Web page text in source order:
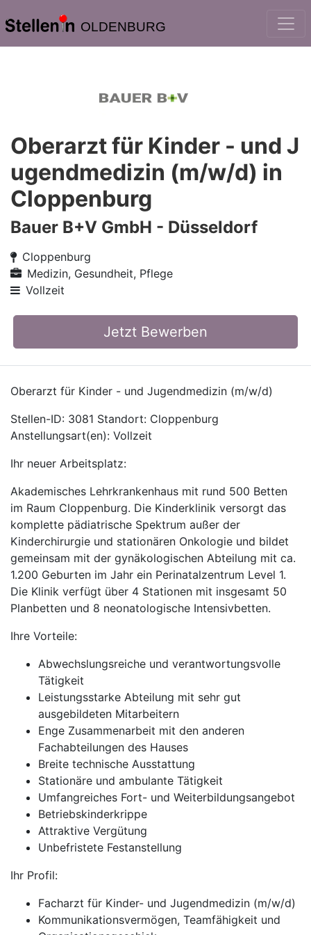
OLDENBURG
Oberarzt für Kinder - und J
ugendmedizin (m/w/d) in
Cloppenburg
Bauer B+V GmbH - Düsseldorf
Cloppenburg
Medizin, Gesundheit, Pflege
Vollzeit
Jetzt Bewerben
Oberarzt für Kinder - und Jugendmedizin (m/w/d)
Stellen-ID: 3081 Standort: Cloppenburg
Anstellungsart(en): Vollzeit
Ihr neuer Arbeitsplatz:
Akademisches Lehrkrankenhaus mit rund 500 Betten
im Raum Cloppenburg. Die Kinderklinik versorgt das
komplette pädiatrische Spektrum außer der
Kinderchirurgie und stationären Onkologie und bildet
gemeinsam mit der gynäkologischen Abteilung mit ca.
1.200 Geburten im Jahr ein Perinatalzentrum Level 1.
Die Klinik verfügt über 4 Stationen mit insgesamt 50
Planbetten und 8 neonatologische Intensivbetten.
Ihre Vorteile:
Abwechslungsreiche und verantwortungsvolle
Tätigkeit
Leistungsstarke Abteilung mit sehr gut
ausgebildeten Mitarbeitern
Enge Zusammenarbeit mit den anderen
Fachabteilungen des Hauses
Breite technische Ausstattung
Stationäre und ambulante Tätigkeit
Umfangreiches Fort- und Weiterbildungsangebot
Betriebskinderkrippe
Attraktive Vergütung
Unbefristete Festanstellung
Ihr Profil:
Facharzt für Kinder- und Jugendmedizin (m/w/d)
Kommunikationsvermögen, Teamfähigkeit und